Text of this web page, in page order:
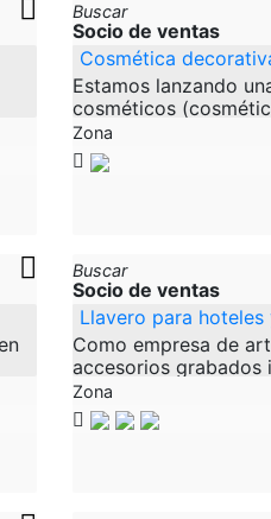
Buscar
Socio de ventas
Cosmética
Estamos lanzando
cosméticos
cosméticos nutritivos)
Estos son productos
cumplen con
Zona
Buscar
Socio de ventas
Llavero para hoteles
Como empresa de
accesorios grabados
nos gustaría
productos, para cuya
buscamos un
Zona